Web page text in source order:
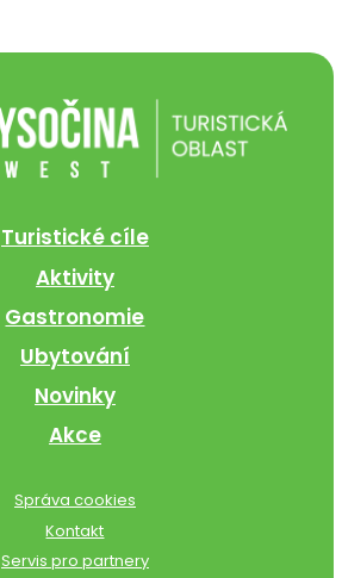
Turistické cíle
Aktivity
Gastronomie
Ubytování
Novinky
Akce
Správa cookies
Kontakt
Servis pro partnery